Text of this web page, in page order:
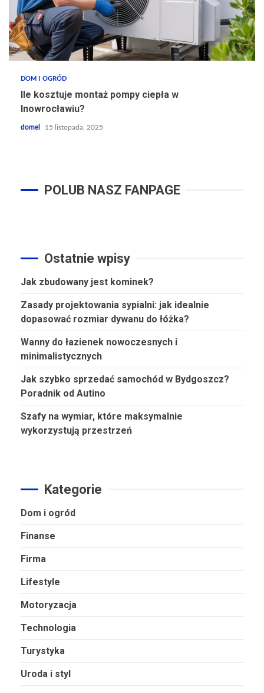
DOM I OGRÓD
Ile kosztuje montaż pompy ciepła w
Inowrocławiu?
domel 15 listopada, 2025
POLUB NASZ FANPAGE
Ostatnie wpisy
Jak zbudowany jest kominek?
Zasady projektowania sypialni: jak idealnie
dopasować rozmiar dywanu do łóżka?
Wanny do łazienek nowoczesnych i
minimalistycznych
Jak szybko sprzedać samochód w Bydgoszcz?
Poradnik od Autino
Szafy na wymiar, które maksymalnie
wykorzystują przestrzeń
Kategorie
Dom i ogród
Finanse
Firma
Lifestyle
Motoryzacja
Technologia
Turystyka
Uroda i styl